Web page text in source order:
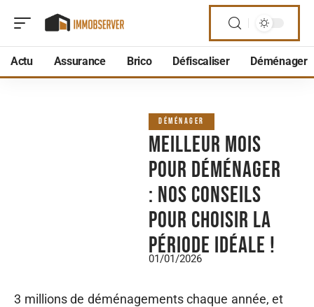
Actu Assurance Brico Défiscaliser Déménager
DÉMÉNAGER
Meilleur mois
pour déménager
: nos conseils
pour choisir la
période idéale !
01/01/2026
3 millions de déménagements chaque année, et